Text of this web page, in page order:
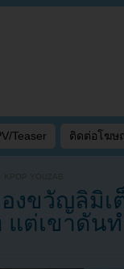
Teaser ติดต่อโฆษ
KPOP YOUZAB
งขวัญลิมิเ
แต่เขาดัน